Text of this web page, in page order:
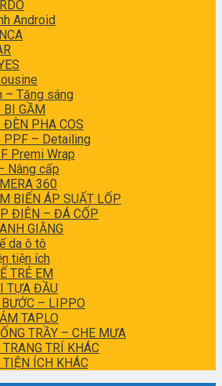
Android
– Tăng sáng
BI GẦM
ĐÈN PHA COS
PPF – Detailing
Premi Wrap
Nâng cấp
360
BIẾN ÁP SUẤT LỐP
ĐIỆN – ĐÁ CỐP
GIẰNG
da ô tô
tiện ích
TRẺ EM
TỰA ĐẦU
BƯỚC – LIPPO
TAPLO
TRẦY – CHE MƯA
TRANG TRÍ KHÁC
TIỆN ÍCH KHÁC